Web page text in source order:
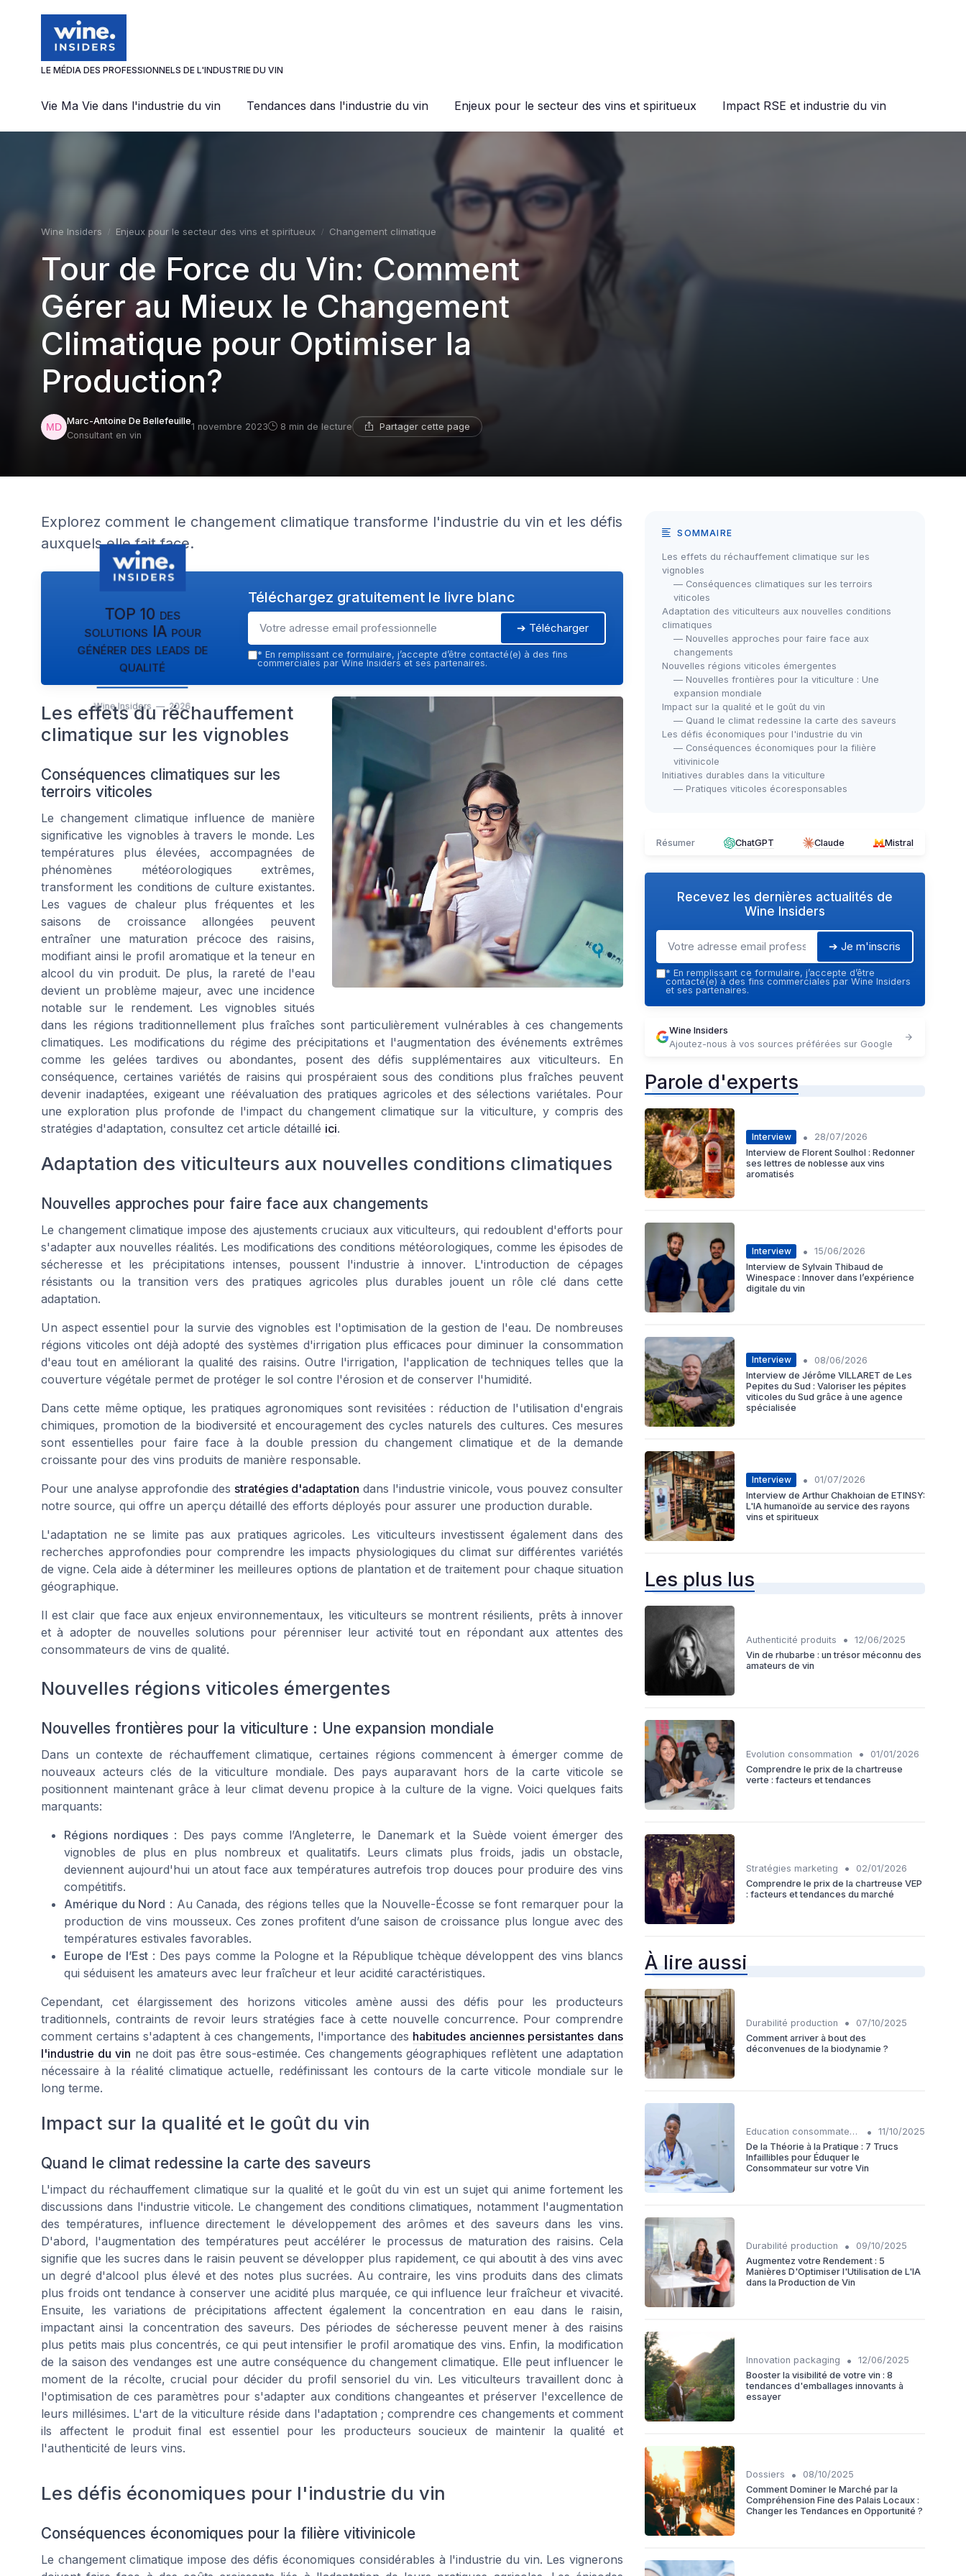
LE MÉDIA DES PROFESSIONNELS DE L'INDUSTRIE DU VIN
Vie Ma Vie dans l'industrie du vin Tendances dans l'industrie du vin Enjeux pour le secteur des vins et spiritueux Impact RSE et industrie du vin
Wine Insiders Enjeux pour le secteur des vins et spiritueux Changement climatique
Tour de Force du Vin: Comment
Gérer au Mieux le Changement
Climatique pour Optimiser la
Production?
Marc-Antoine De Bellefeuille
Consultant en vin
1 novembre 2023 8 min de lecture Partager cette page
Explorez comment le changement climatique transforme l'industrie du vin et les défis
auxquels elle fait face.
TOP 10 des
solutions IA pour
générer des leads de
qualité
Wine Insiders — 2026
Téléchargez gratuitement le livre blanc
➔ Télécharger
* En remplissant ce formulaire, j’accepte d’être contacté(e) à des fins
commerciales par Wine Insiders et ses partenaires.
Les effets du réchauffement
climatique sur les vignobles
Conséquences climatiques sur les
terroirs viticoles
Le changement climatique influence de manière
significative les vignobles à travers le monde. Les
températures plus élevées, accompagnées de
phénomènes météorologiques extrêmes,
transforment les conditions de culture existantes.
Les vagues de chaleur plus fréquentes et les
saisons de croissance allongées peuvent
entraîner une maturation précoce des raisins,
modifiant ainsi le profil aromatique et la teneur en
alcool du vin produit. De plus, la rareté de l'eau
devient un problème majeur, avec une incidence
notable sur le rendement. Les vignobles situés
dans les régions traditionnellement plus fraîches sont particulièrement vulnérables à ces changements
climatiques. Les modifications du régime des précipitations et l'augmentation des événements extrêmes
comme les gelées tardives ou abondantes, posent des défis supplémentaires aux viticulteurs. En
conséquence, certaines variétés de raisins qui prospéraient sous des conditions plus fraîches peuvent
devenir inadaptées, exigeant une réévaluation des pratiques agricoles et des sélections variétales. Pour
une exploration plus profonde de l'impact du changement climatique sur la viticulture, y compris des
stratégies d'adaptation, consultez cet article détaillé ici.
Adaptation des viticulteurs aux nouvelles conditions climatiques
Nouvelles approches pour faire face aux changements
Le changement climatique impose des ajustements cruciaux aux viticulteurs, qui redoublent d'efforts pour
s'adapter aux nouvelles réalités. Les modifications des conditions météorologiques, comme les épisodes de
sécheresse et les précipitations intenses, poussent l'industrie à innover. L'introduction de cépages
résistants ou la transition vers des pratiques agricoles plus durables jouent un rôle clé dans cette
adaptation.
Un aspect essentiel pour la survie des vignobles est l'optimisation de la gestion de l'eau. De nombreuses
régions viticoles ont déjà adopté des systèmes d'irrigation plus efficaces pour diminuer la consommation
d'eau tout en améliorant la qualité des raisins. Outre l'irrigation, l'application de techniques telles que la
couverture végétale permet de protéger le sol contre l'érosion et de conserver l'humidité.
Dans cette même optique, les pratiques agronomiques sont revisitées : réduction de l'utilisation d'engrais
chimiques, promotion de la biodiversité et encouragement des cycles naturels des cultures. Ces mesures
sont essentielles pour faire face à la double pression du changement climatique et de la demande
croissante pour des vins produits de manière responsable.
Pour une analyse approfondie des stratégies d'adaptation dans l'industrie vinicole, vous pouvez consulter
notre source, qui offre un aperçu détaillé des efforts déployés pour assurer une production durable.
L'adaptation ne se limite pas aux pratiques agricoles. Les viticulteurs investissent également dans des
recherches approfondies pour comprendre les impacts physiologiques du climat sur différentes variétés
de vigne. Cela aide à déterminer les meilleures options de plantation et de traitement pour chaque situation
géographique.
Il est clair que face aux enjeux environnementaux, les viticulteurs se montrent résilients, prêts à innover
et à adopter de nouvelles solutions pour pérenniser leur activité tout en répondant aux attentes des
consommateurs de vins de qualité.
Nouvelles régions viticoles émergentes
Nouvelles frontières pour la viticulture : Une expansion mondiale
Dans un contexte de réchauffement climatique, certaines régions commencent à émerger comme de
nouveaux acteurs clés de la viticulture mondiale. Des pays auparavant hors de la carte viticole se
positionnent maintenant grâce à leur climat devenu propice à la culture de la vigne. Voici quelques faits
marquants:
Régions nordiques: Des pays comme l’Angleterre, le Danemark et la Suède voient émerger des
vignobles de plus en plus nombreux et qualitatifs. Leurs climats plus froids, jadis un obstacle,
deviennent aujourd'hui un atout face aux températures autrefois trop douces pour produire des vins
compétitifs.
Amérique du Nord : Au Canada, des régions telles que la Nouvelle-Écosse se font remarquer pour la
production de vins mousseux. Ces zones profitent d’une saison de croissance plus longue avec des
températures estivales favorables.
Europe de l’Est: Des pays comme la Pologne et la République tchèque développent des vins blancs
qui séduisent les amateurs avec leur fraîcheur et leur acidité caractéristiques.
Cependant, cet élargissement des horizons viticoles amène aussi des défis pour les producteurs
traditionnels, contraints de revoir leurs stratégies face à cette nouvelle concurrence. Pour comprendre
comment certains s'adaptent à ces changements, l'importance des habitudes anciennes persistantes dans
l'industrie du vin ne doit pas être sous-estimée. Ces changements géographiques reflètent une adaptation
nécessaire à la réalité climatique actuelle, redéfinissant les contours de la carte viticole mondiale sur le
long terme.
Impact sur la qualité et le goût du vin
Quand le climat redessine la carte des saveurs
L'impact du réchauffement climatique sur la qualité et le goût du vin est un sujet qui anime fortement les
discussions dans l'industrie viticole. Le changement des conditions climatiques, notamment l'augmentation
des températures, influence directement le développement des arômes et des saveurs dans les vins.
D'abord, l'augmentation des températures peut accélérer le processus de maturation des raisins. Cela
signifie que les sucres dans le raisin peuvent se développer plus rapidement, ce qui aboutit à des vins avec
un degré d'alcool plus élevé et des notes plus sucrées. Au contraire, les vins produits dans des climats
plus froids ont tendance à conserver une acidité plus marquée, ce qui influence leur fraîcheur et vivacité.
Ensuite, les variations de précipitations affectent également la concentration en eau dans le raisin,
impactant ainsi la concentration des saveurs. Des périodes de sécheresse peuvent mener à des raisins
plus petits mais plus concentrés, ce qui peut intensifier le profil aromatique des vins. Enfin, la modification
de la saison des vendanges est une autre conséquence du changement climatique. Elle peut influencer le
moment de la récolte, crucial pour décider du profil sensoriel du vin. Les viticulteurs travaillent donc à
l'optimisation de ces paramètres pour s'adapter aux conditions changeantes et préserver l'excellence de
leurs millésimes. L'art de la viticulture réside dans l'adaptation ; comprendre ces changements et comment
ils affectent le produit final est essentiel pour les producteurs soucieux de maintenir la qualité et
l'authenticité de leurs vins.
Les défis économiques pour l'industrie du vin
Conséquences économiques pour la filière vitivinicole
Le changement climatique impose des défis économiques considérables à l'industrie du vin. Les vignerons
SOMMAIRE
Les effets du réchauffement climatique sur les
vignobles
— Conséquences climatiques sur les terroirs
viticoles
Adaptation des viticulteurs aux nouvelles conditions
climatiques
— Nouvelles approches pour faire face aux
changements
Nouvelles régions viticoles émergentes
— Nouvelles frontières pour la viticulture : Une
expansion mondiale
Impact sur la qualité et le goût du vin
— Quand le climat redessine la carte des saveurs
Les défis économiques pour l'industrie du vin
— Conséquences économiques pour la filière
vitivinicole
Initiatives durables dans la viticulture
— Pratiques viticoles écoresponsables
Résumer ChatGPT Claude Mistral
Recevez les dernières actualités de
Wine Insiders
➔ Je m'inscris
* En remplissant ce formulaire, j’accepte d’être
contacté(e) à des fins commerciales par Wine Insiders
et ses partenaires.
Wine Insiders
Ajoutez-nous à vos sources préférées sur Google
Parole d'experts
Interview •
28/07/2026
Interview de Florent Soulhol : Redonner
ses lettres de noblesse aux vins
aromatisés
Interview •
15/06/2026
Interview de Sylvain Thibaud de
Winespace : Innover dans l’expérience
digitale du vin
Interview •
08/06/2026
Interview de Jérôme VILLARET de Les
Pepites du Sud : Valoriser les pépites
viticoles du Sud grâce à une agence
spécialisée
Interview •
01/07/2026
Interview de Arthur Chakhoian de ETINSY:
L'IA humanoïde au service des rayons
vins et spiritueux
Les plus lus
Authenticité produits •
12/06/2025
Vin de rhubarbe : un trésor méconnu des
amateurs de vin
Evolution consommation •
01/01/2026
Comprendre le prix de la chartreuse
verte : facteurs et tendances
Stratégies marketing •
02/01/2026
Comprendre le prix de la chartreuse VEP
: facteurs et tendances du marché
À lire aussi
Durabilité production •
07/10/2025
Comment arriver à bout des
déconvenues de la biodynamie ?
Education consommateurs •
11/10/2025
De la Théorie à la Pratique : 7 Trucs
Infaillibles pour Éduquer le
Consommateur sur votre Vin
Durabilité production •
09/10/2025
Augmentez votre Rendement : 5
Manières D'Optimiser l'Utilisation de L'IA
dans la Production de Vin
Innovation packaging •
12/06/2025
Booster la visibilité de votre vin : 8
tendances d'emballages innovants à
essayer
Dossiers •
08/10/2025
Comment Dominer le Marché par la
Compréhension Fine des Palais Locaux :
Changer les Tendances en Opportunité ?